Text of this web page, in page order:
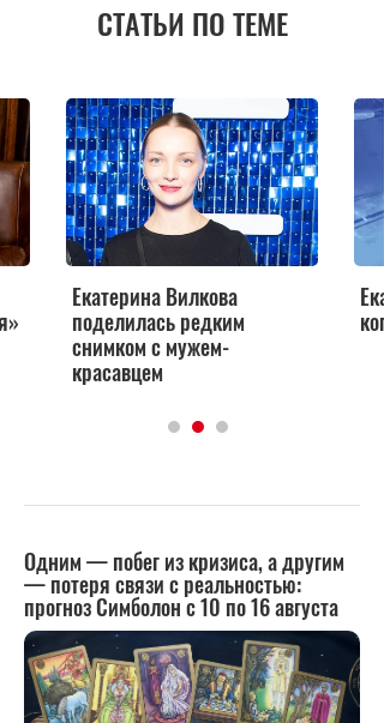
СТАТЬИ ПО ТЕМЕ
Екатерина Вилкова
поделилась редким
снимком с мужем-
красавцем